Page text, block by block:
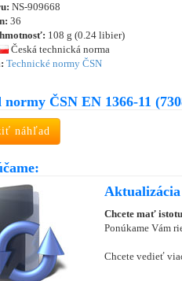
NS-909668
36
108 g (0.24 libier)
Česká technická norma
Technické normy ČSN
ČSN EN 1366-11
náhľad
Chcete mať
Ponúkame Vám
Chcete vedieť